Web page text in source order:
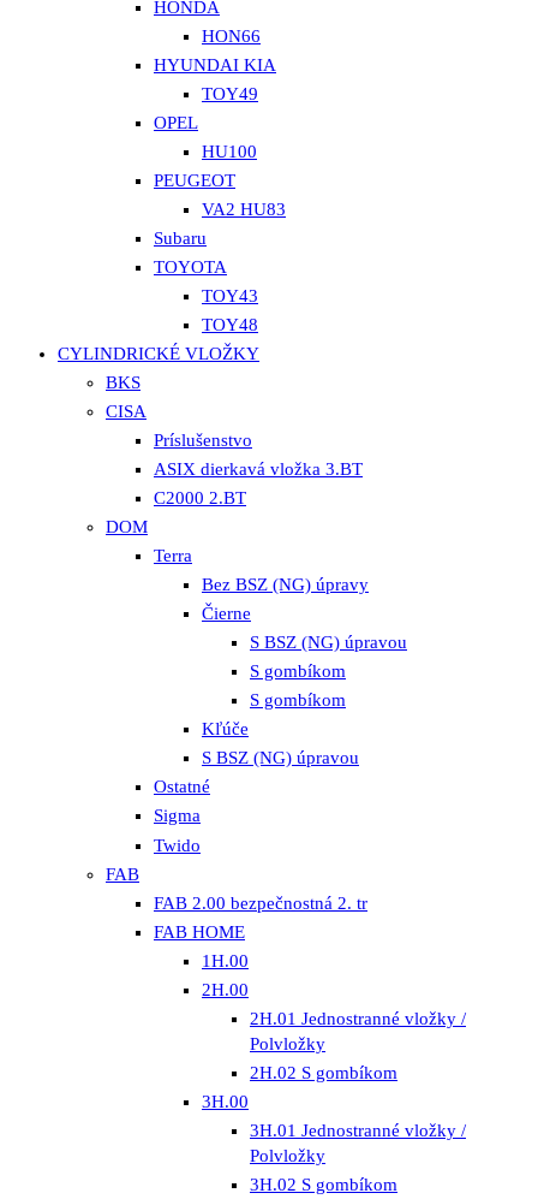
HONDA
HON66
HYUNDAI KIA
TOY49
OPEL
HU100
PEUGEOT
VA2 HU83
Subaru
TOYOTA
TOY43
TOY48
CYLINDRICKÉ VLOŽKY
BKS
CISA
Príslušenstvo
ASIX dierkavá vložka 3.BT
C2000 2.BT
DOM
Terra
Bez BSZ (NG) úpravy
Čierne
S BSZ (NG) úpravou
S gombíkom
S gombíkom
Kľúče
S BSZ (NG) úpravou
Ostatné
Sigma
Twido
FAB
FAB 2.00 bezpečnostná 2. tr
FAB HOME
1H.00
2H.00
2H.01 Jednostranné vložky /
Polvložky
2H.02 S gombíkom
3H.00
3H.01 Jednostranné vložky /
Polvložky
3H.02 S gombíkom